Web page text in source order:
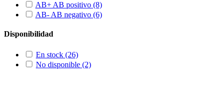
AB+ AB positivo (8)
AB- AB negativo (6)
Disponibilidad
En stock (26)
No disponible (2)